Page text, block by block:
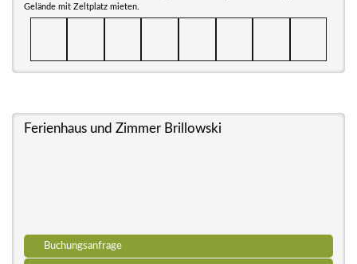
Gelände mit Zeltplatz mieten.
Ferienhaus und Zimmer Brillowski
Buchungsanfrage